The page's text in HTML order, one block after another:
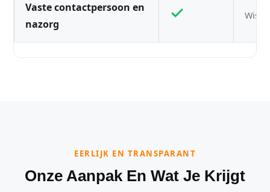
Vaste contactpersoon en
nazorg
EERLIJK EN TRANSPARANT
Onze Aanpak En Wat Je Krijgt